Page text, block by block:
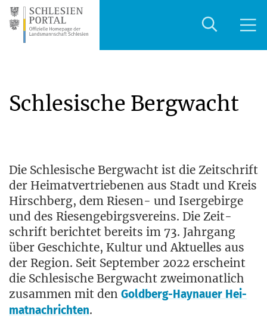
Schlesische Bergwacht
Die Schle­si­sche Berg­wacht ist die Zeit­schrift
der Hei­mat­ver­trie­be­nen aus Stadt und Kreis
Hirsch­berg, dem Rie­sen- und Iser­ge­bir­ge
und des Rie­sen­ge­birgs­ver­eins. Die Zeit­
schrift berich­tet bereits im 73. Jahr­gang
über Geschich­te, Kul­tur und Aktu­el­les aus
der Regi­on. Seit Sep­tem­ber 2022 erscheint
die Schle­si­sche Berg­wacht zwei­mo­nat­lich
zusam­men mit den Gold­berg-Hay­nau­er Hei­
mat­nach­rich­ten.